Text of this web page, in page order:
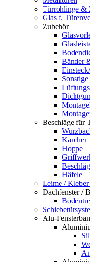
Türrohlinge &
Glas f.
Zubehör
Bänder
Beschläge für
Karcher
Hoppe
Häfele
Leime / Kleber
Dachfenster /
Alu-